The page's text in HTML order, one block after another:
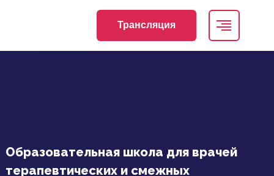
Трансляция
Образовательная школа для врачей
терапевтических и смежных